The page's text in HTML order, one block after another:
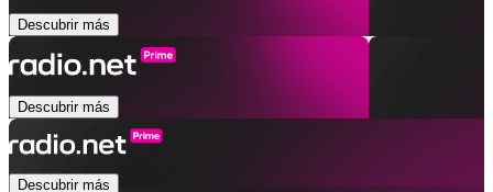
Descubrir más
Descubrir más
Descubrir más